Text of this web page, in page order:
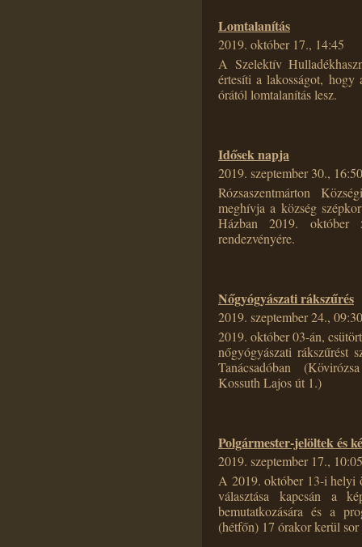
Lomtalanítás
2019. október 17., 14:45
A Szelektív
értesíti a lakosságot,
órától lomtalanítás lesz.
Idősek napja
2019. szeptember 30., 16:50
Rózsaszentmárton
meghívja a község
Házban 2019.
rendezvényére.
Nőgyógyászati rákszűrés
2019. szeptember 24., 09:30
2019. október 03-án,
nőgyógyászati rákszűrést
Tanácsadóban
Kossuth Lajos út 1.)
Polgármester-jelöltek és
2019. szeptember 17., 10:05
A 2019. október 13-i helyi
választása kapcsán a
bemutatkozására és a
(hétfőn) 17 órakor kerül